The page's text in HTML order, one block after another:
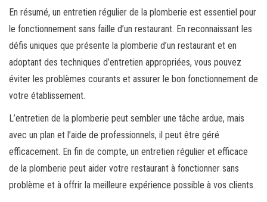
En résumé, un entretien régulier de la plomberie est essentiel pour
le fonctionnement sans faille d’un restaurant. En reconnaissant les
défis uniques que présente la plomberie d’un restaurant et en
adoptant des techniques d’entretien appropriées, vous pouvez
éviter les problèmes courants et assurer le bon fonctionnement de
votre établissement.
L’entretien de la plomberie peut sembler une tâche ardue, mais
avec un plan et l’aide de professionnels, il peut être géré
efficacement. En fin de compte, un entretien régulier et efficace
de la plomberie peut aider votre restaurant à fonctionner sans
problème et à offrir la meilleure expérience possible à vos clients.